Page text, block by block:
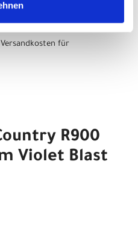
Versandkosten für
R900
Violet Blast